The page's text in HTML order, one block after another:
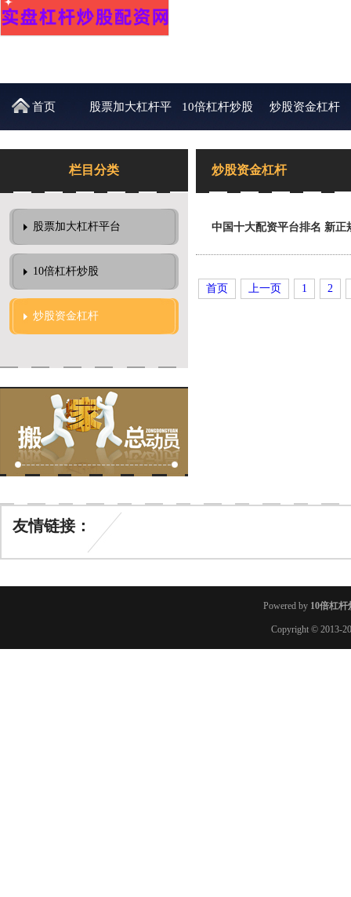
首页 股票加大杠杆平 10倍杠杆炒股 炒股资金杠杆
栏目分类
股票加大杠杆平台
10倍杠杆炒股
炒股资金杠杆
炒股资金杠杆
中国十大配资平台排名 新正
首页 上一页 1 2
友情链接：
Powered by 10倍杠杆
Copyright © 2013-